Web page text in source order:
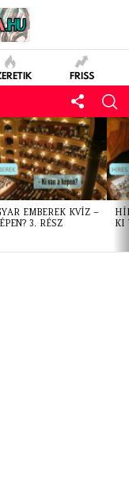
FRISS
EMBEREK KVÍZ –
3. RÉSZ
KI